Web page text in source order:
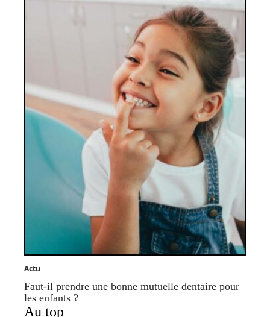
Actu
Faut-il prendre une bonne mutuelle dentaire pour
les enfants ?
Au top